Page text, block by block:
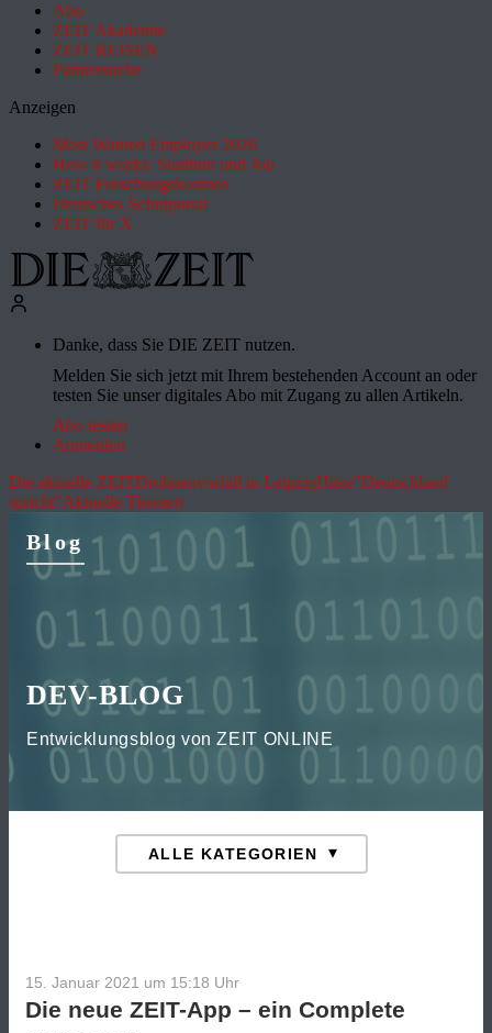
Abo
ZEIT Akademie
ZEIT REISEN
Partnersuche
Anzeigen
Most Wanted Employer 2026
How it works: Studium und Job
ZEIT Forschungskosmos
Deutsches Schulportal
ZEIT für X
Danke, dass Sie DIE ZEIT nutzen.
Melden Sie sich jetzt mit Ihrem bestehenden Account an oder
testen Sie unser digitales Abo mit Zugang zu allen Artikeln.
Abo testen
Anmelden
Die aktuelle ZEITDrohnenvorfall in LeipzigHitze"Deutschland
spricht"Aktuelle Themen
Blog
DEV-BLOG
Entwicklungsblog von ZEIT ONLINE
15. Januar 2021 um 15:18 Uhr
Die neue ZEIT-App – ein Complete